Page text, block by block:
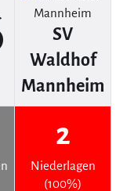
SV
Waldhof
Mannheim
2
Niederlagen
(100%)